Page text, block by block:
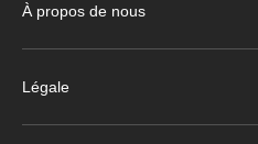
À propos de nous
Légale